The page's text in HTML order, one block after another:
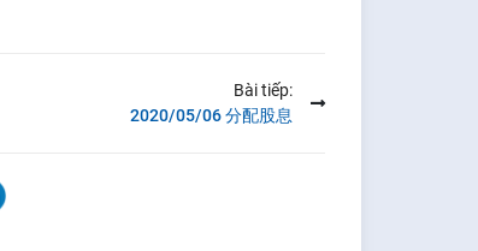
Bài tiếp:
2020/05/06 分配股息